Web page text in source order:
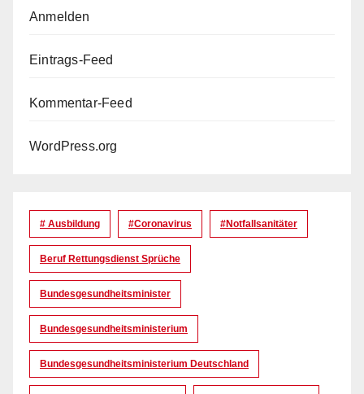
Anmelden
Eintrags-Feed
Kommentar-Feed
WordPress.org
# Ausbildung #coronavirus #Notfallsanitäter
Beruf Rettungsdienst Sprüche
Bundesgesundheitsminister
Bundesgesundheitsministerium
Bundesgesundheitsministerium Deutschland